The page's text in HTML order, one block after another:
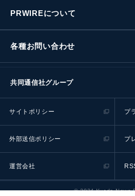
PRWIREについて
各種お問い合わせ
共同通信社グループ
サイトポリシー プ
外部送信ポリシー プ
運営会社
© 2024 Kyodo News